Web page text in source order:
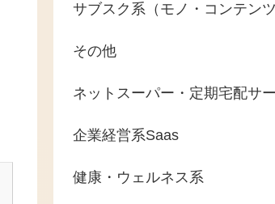
サブスク系（モノ・コンテンツ
その他
ネットスーパー・定期宅配サ
企業経営系Saas
健康・ウェルネス系